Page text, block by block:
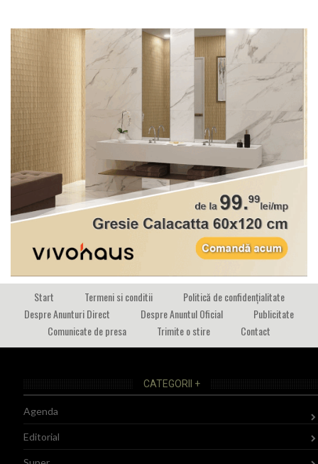
Start Termeni si conditii
Politică de confidențialitate
Despre Anunturi Direct
Despre Anuntul Oficial
Publicitate
Comunicate de presa
Trimite o stire Contact
CATEGORII +
Agenda
Editorial